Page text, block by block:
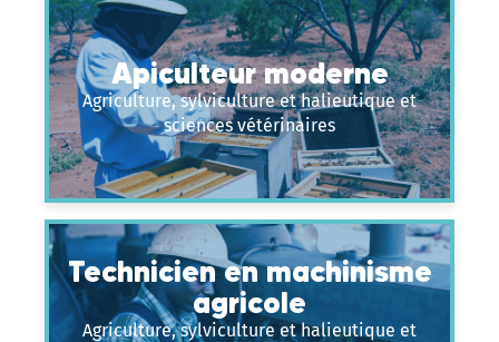
Apiculteur moderne
Agriculture, sylviculture et halieutique et
sciences vétérinaires
Technicien en machinisme
agricole
Agriculture, sylviculture et halieutique et